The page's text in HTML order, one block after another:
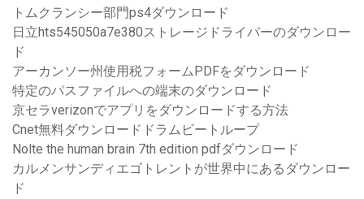
トムクランシー部門ps4ダウンロード
日立hts545050a7e380ストレージドライバーのダウンロー
ド
アーカンソー州使用税フォームPDFをダウンロード
特定のパスファイルへの端末のダウンロード
京セラverizonでアプリをダウンロードする方法
Cnet無料ダウンロードドラムビートループ
Nolte the human brain 7th edition pdfダウンロード
カルメンサンディエゴトレントが世界中にあるダウンロー
ド